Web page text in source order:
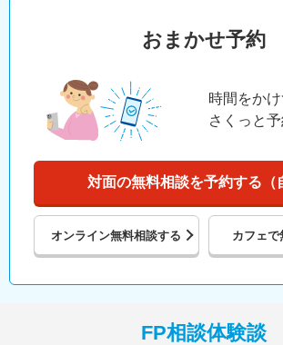
おまかせ予約
時間をか
さくっと
対面の無料相談を予約する（
オンライン無料相談する カフェで
FP相談体験談